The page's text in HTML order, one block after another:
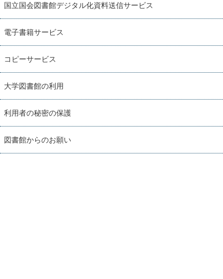
国立国会図書館デジタル化資料送信サービス
電子書籍サービス
コピーサービス
大学図書館の利用
利用者の秘密の保護
図書館からのお願い